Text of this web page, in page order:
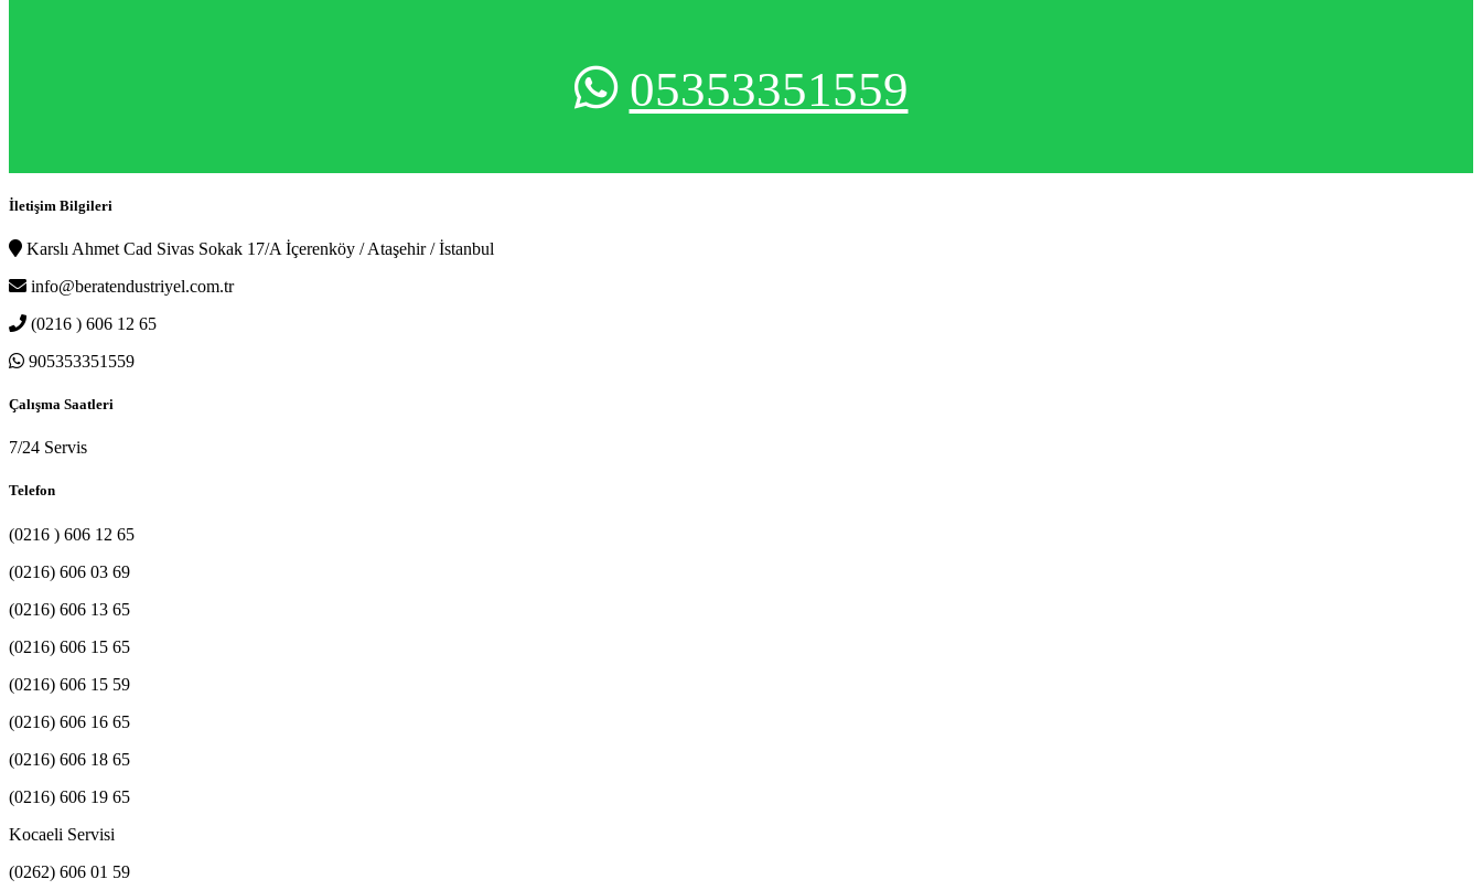
05353351559
İletişim Bilgileri
Karslı Ahmet Cad Sivas Sokak 17/A İçerenköy / Ataşehir / İstanbul
info@beratendustriyel.com.tr
(0216 ) 606 12 65
905353351559
Çalışma Saatleri
7/24 Servis
Telefon
(0216 ) 606 12 65
(0216) 606 03 69
(0216) 606 13 65
(0216) 606 15 65
(0216) 606 15 59
(0216) 606 16 65
(0216) 606 18 65
(0216) 606 19 65
Kocaeli Servisi
(0262) 606 01 59